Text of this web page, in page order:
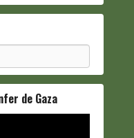
de Gaza